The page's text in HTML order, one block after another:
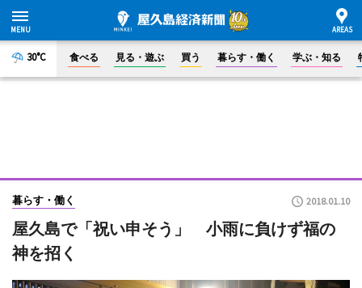
30°C 食べる 見る・遊ぶ 買う 暮らす・働く 学ぶ・知る
暮らす・働く 2018.01.10
屋久島で「祝い申そう」 小雨に負けず福の
神を招く